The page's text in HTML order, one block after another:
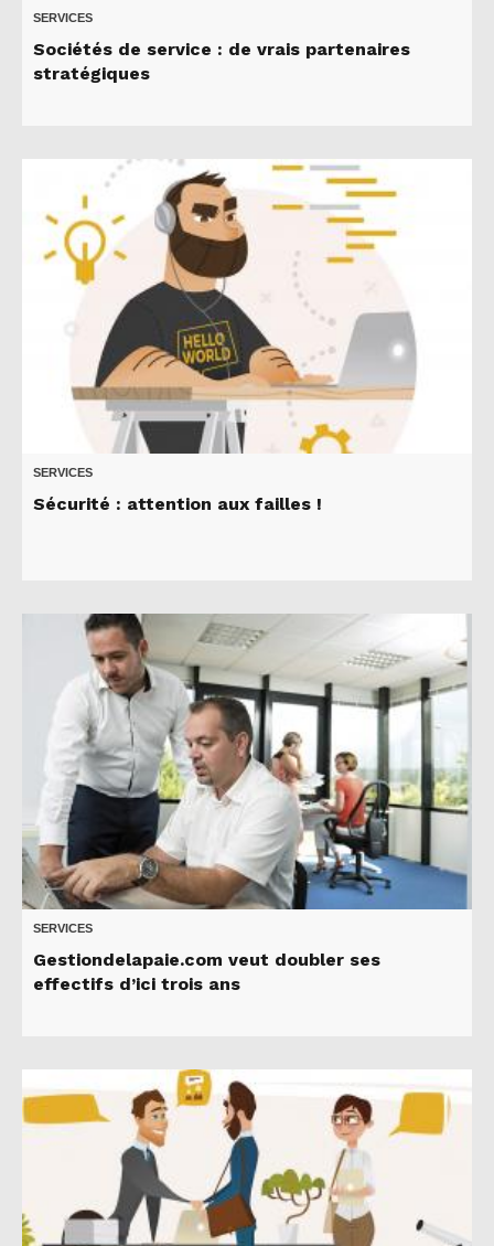
SERVICES
Sociétés de service : de vrais partenaires
stratégiques
SERVICES
Sécurité : attention aux failles !
SERVICES
Gestiondelapaie.com veut doubler ses
effectifs d’ici trois ans